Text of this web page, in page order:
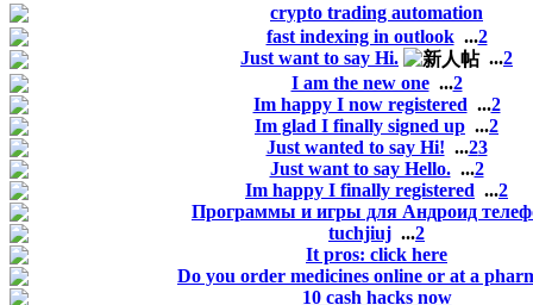
crypto trading automation
fast indexing in outlook ...2
Just want to say Hi.
...2
I am the new one ...2
Im happy I now registered ...2
Im glad I finally signed up ...2
Just wanted to say Hi! ...23
Just want to say Hello. ...2
Im happy I finally registered ...2
Программы и игры для Андроид
tuchjiuj ...2
It pros: click here
Do you order medicines online or at a
10 cash hacks now